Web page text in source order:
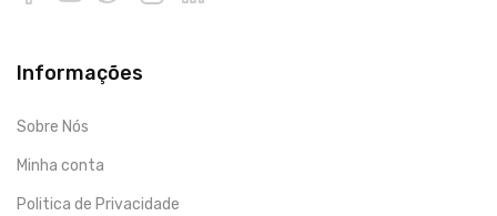
Informações
Sobre Nós
Minha conta
Politica de Privacidade